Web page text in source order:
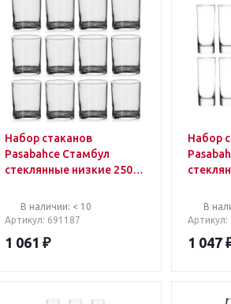
Набор стаканов
Pasabahce Стамбул
стеклянные низкие 250
(артикул производителя
В наличии: < 10
Артикул: 691187
1 061 ₽
Набор
В
Артикул:
1 047